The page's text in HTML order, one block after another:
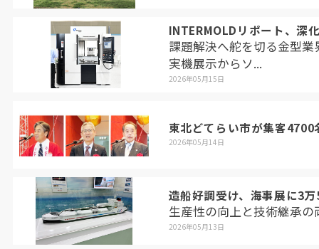
INTERMOLDリポート、深
課題解決へ舵を切る金型業
実機展示からソ...
2026年05月15日
東北どてらい市が集客
2026年05月14日
造船好調受け、海事展に3
生産性の向上と技術継承の
2026年05月13日